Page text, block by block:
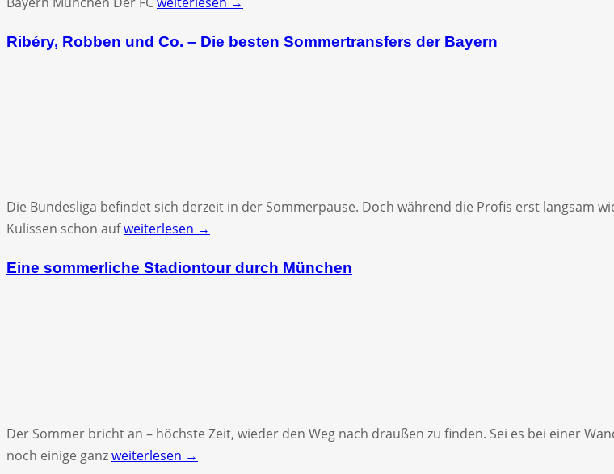
Ribéry, Robben und Co. – Die besten Sommertransfers der Bayern
Die Bundesliga befindet sich derzeit in der Sommerpause. Doch während die Profis erst langsam
Kulissen schon aufweiterlesen →
Eine sommerliche Stadiontour durch München
Der Sommer bricht an – höchste Zeit, wieder den Weg nach draußen zu finden. Sei es bei einer
noch einige ganzweiterlesen →